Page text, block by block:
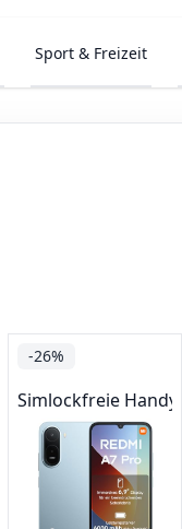
Sport & Freizeit
-26%
Simlockfreie Handys